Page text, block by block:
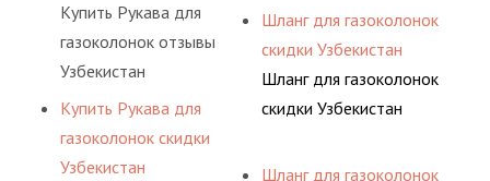
Купить Рукава для
газоколонок отзывы
Узбекистан
Купить Рукава для
газоколонок скидки
Узбекистан
Шланг для газоколонок
скидки Узбекистан
Шланг для газоколонок
скидки Узбекистан
Шланг для газоколонок